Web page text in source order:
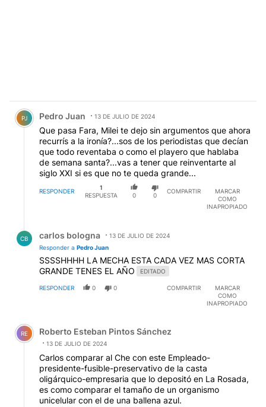
Comentario de Pedro Juan.
PJ Pedro Juan 13 DE JULIO DE 2024
Que pasa Fara, Milei te dejo sin argumentos que ahora
recurrís a la ironía?...sos de los periodistas que decían
que todo reventaba o como el playero que hablaba
de semana santa?...vas a tener que reinventarte al
siglo XXI si es que no te queda grande...
RESPONDER
1
RESPUESTA
0 0
COMPARTIR
MARCAR
COMO
INAPROPIADO
CB carlos bologna
13 DE JULIO DE 2024
Responder a Pedro Juan
SSSSHHHH LA MECHA ESTA CADA VEZ MAS CORTA
GRANDE TENES EL AÑO
EDITADO
RESPONDER 0 0 COMPARTIR
MARCAR
COMO
INAPROPIADO
Comentario de Roberto Esteban Pintos Sánchez.
RE Roberto Esteban Pintos Sánchez
13 DE JULIO DE 2024
Carlos comparar al Che con este Empleado-
presidente-fusible-preservativo de la casta
oligárquico-empresaria que lo depositó en La Rosada,
es como comparar el tamaño de un organismo
unicelular con el de una ballena azul.